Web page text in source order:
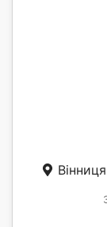
Вінниця